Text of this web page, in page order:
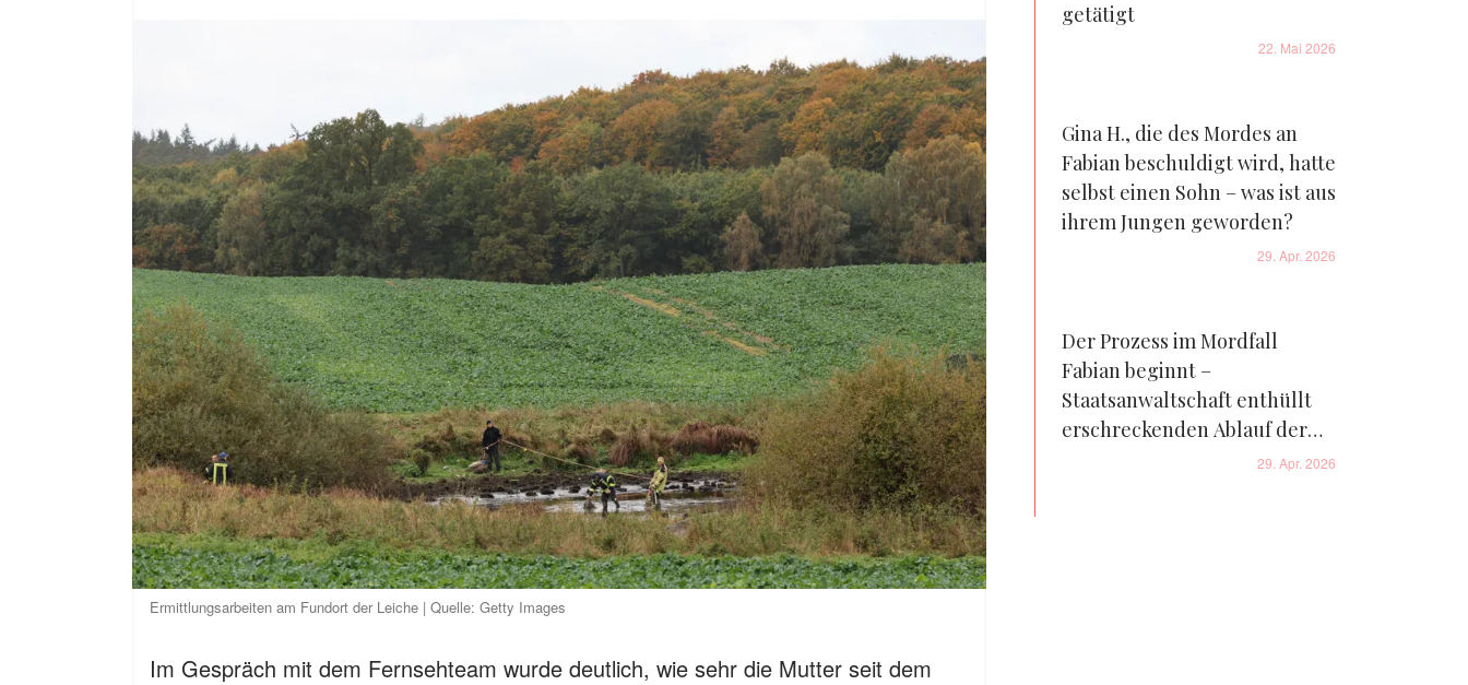
Ermittlungsarbeiten am Fundort der Leiche | Quelle: Getty Images
Im Gespräch mit dem Fernsehteam wurde deutlich, wie sehr die Mutter seit dem
getätigt
22. Mai 2026
Gina H., die des Mordes an
Fabian beschuldigt wird, hatte
selbst einen Sohn – was ist aus
ihrem Jungen geworden?
29. Apr. 2026
Der Prozess im Mordfall
Fabian beginnt –
Staatsanwaltschaft enthüllt
erschreckenden Ablauf der
29. Apr. 2026